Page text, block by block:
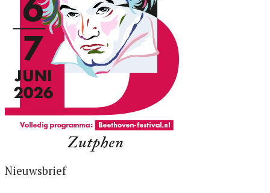
Nieuwsbrief